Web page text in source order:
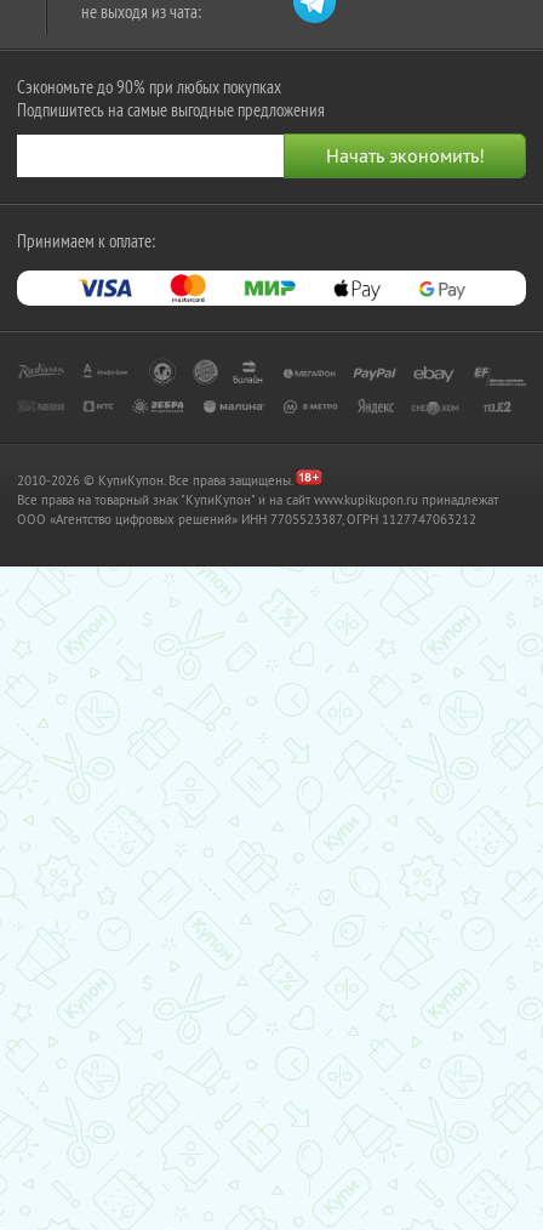
не выходя из чата:
Сэкономьте до 90% при любых покупках
Подпишитесь на самые выгодные предложения
Принимаем к оплате:
2010-2026 © КупиКупон. Все права защищены.
Все права на товарный знак "КупиКупон" и на сайт www.kupikupon.ru принадлежат
OOO «Агентство цифровых решений» ИНН 7705523387, ОГРН 1127747063212